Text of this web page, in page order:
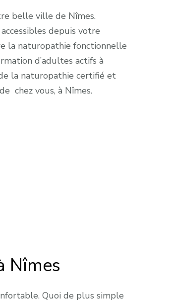
belle ville de Nîmes.
depuis votre
la naturopathie fonctionnelle
d’adultes actifs à
la naturopathie certifié et
chez vous, à Nîmes.
Nîmes
Quoi de plus simple